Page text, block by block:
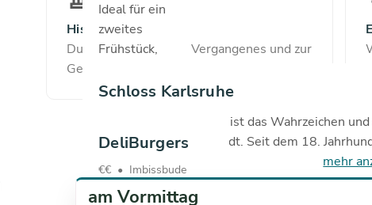
Historischer Einblick
Du lernst etwas über Vergangenes und zur
Geschichte.
am Vormittag
Gesichter
und blickt
mit einer
jährigen
Geschichte
ein...
mehr
Ideal für ein
zweites
Frühstück,
nur einen
das...
mehr
anzeigen
Schloss Karlsruhe
Das Schloss Karlsruhe ist das Wahrzeichen und
Zentrum der Fächerstadt. Seit dem 18.
mehr
DeliBurgers
€€ • Imbissbude